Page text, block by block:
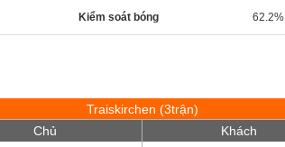
Kiểm soát bóng 62.2%
Traiskirchen (3trận)
Chủ
Khách